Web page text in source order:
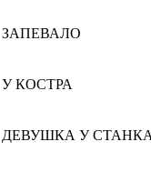
ЗАПЕВАЛО
У КОСТРА
ДЕВУШКА У СТАНКА